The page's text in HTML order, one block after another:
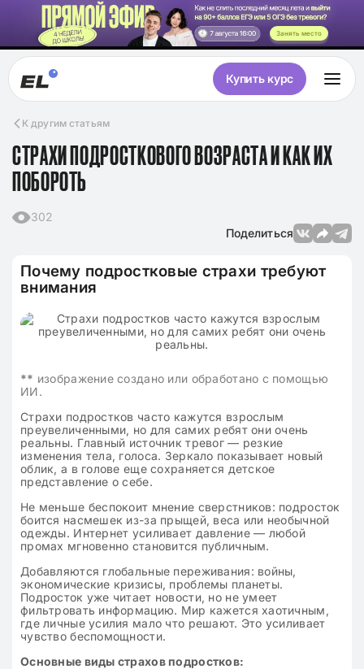
Занять место
Купить курс
К другим статьям
СТРАХИ ПОДРОСТКОВОГО ВОЗРАСТА И КАК ИХ
ПОБОРОТЬ
302
Поделиться
Почему подростковые страхи требуют
внимания
** изображение создано или обработано с помощью
ИИ.
Страхи подростков часто кажутся взрослым
преувеличенными, но для самих ребят они очень
реальны. Главный источник тревог — резкие
изменения тела, голоса. Зеркало показывает новый
облик, а в голове еще сохраняется детское
представление о себе.
Не меньше беспокоит мнение сверстников: подросток
боится насмешек из-за прыщей, веса или необычной
одежды. Интернет усиливает давление — любой
промах мгновенно становится публичным.
Добавляются глобальные переживания: войны,
экономические кризисы, проблемы планеты.
Подросток уже читает новости, но не умеет
фильтровать информацию. Мир кажется хаотичным,
где личные усилия мало что решают. Это усиливает
чувство беспомощности.
Основные виды страхов подростков: